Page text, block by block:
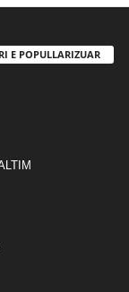
E POPULLARIZUAR